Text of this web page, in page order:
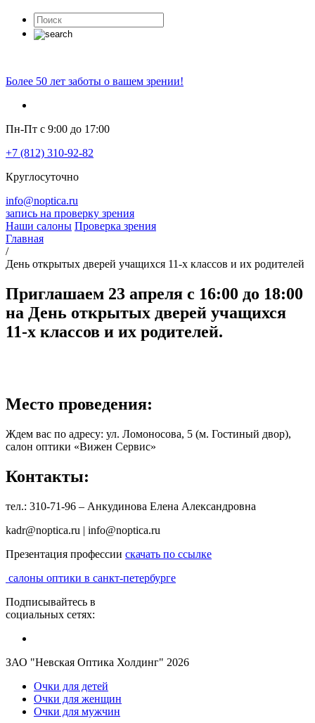
Более 50 лет заботы о вашем зрении!
Пн-Пт с 9:00 до 17:00
+7 (812) 310-92-82
Круглосуточно
info@noptica.ru
запись на проверку зрения
Наши салоны Проверка зрения
Главная
/
День открытых дверей учащихся 11-х классов и их родителей
Приглашаем 23 апреля с 16:00 до 18:00
на День открытых дверей учащихся
11-х классов и их родителей.
Место проведения:
Ждем вас по адресу: ул. Ломоносова, 5 (м. Гостиный двор),
салон оптики «Вижен Сервис»
Контакты:
тел.: 310-71-96 – Анкудинова Елена Александровна
kadr@noptica.ru | info@noptica.ru
Презентация профессии cкачать по ссылке
салоны оптики в санкт-петербурге
Подписывайтесь в
социальных сетях:
ЗАО "Невская Оптика Холдинг" 2026
Очки для детей
Очки для женщин
Очки для мужчин